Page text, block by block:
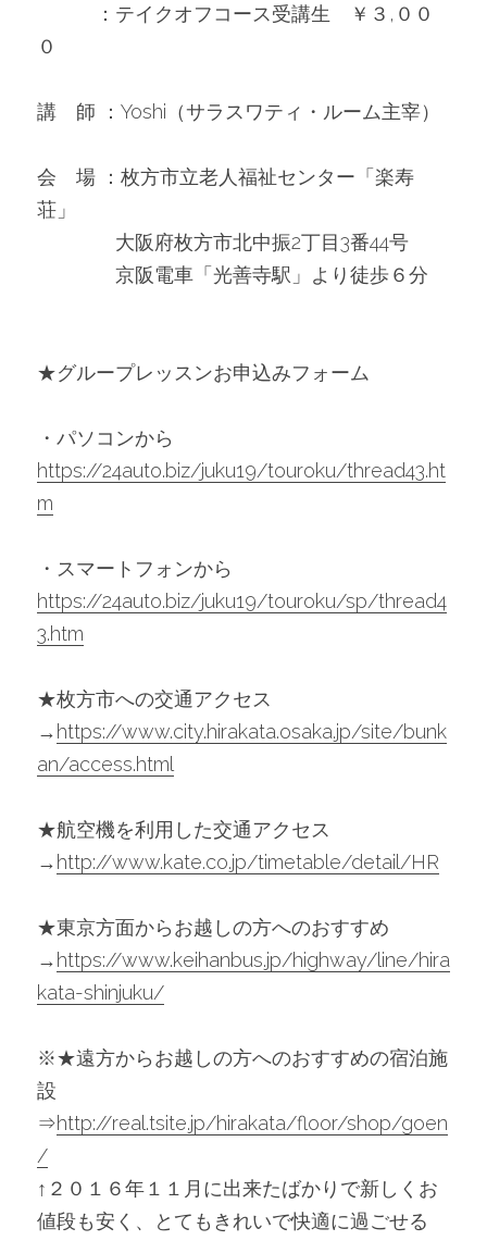
：テイクオフコース受講生　￥３,００
０
講　師 ：Yoshi（サラスワティ・ルーム主宰）
会　場 ：枚方市立老人福祉センター「楽寿
荘」
大阪府枚方市北中振2丁目3番44号
京阪電車「光善寺駅」より徒歩６分
★グループレッスンお申込みフォーム
・パソコンから
https://24auto.biz/juku19/touroku/thread43.ht
m
・スマートフォンから
https://24auto.biz/juku19/touroku/sp/thread4
3.htm
★枚方市への交通アクセス
→ https://www.city.hirakata.osaka.jp/site/bunk
an/access.html
★航空機を利用した交通アクセス
→ http://www.kate.co.jp/timetable/detail/HR
★東京方面からお越しの方へのおすすめ
→ https://www.keihanbus.jp/highway/line/hira
kata-shinjuku/
※★遠方からお越しの方へのおすすめの宿泊施
設
⇒http://real.tsite.jp/hirakata/floor/shop/goen
/
↑２０１６年１１月に出来たばかりで新しくお
値段も安く、とてもきれいで快適に過ごせる